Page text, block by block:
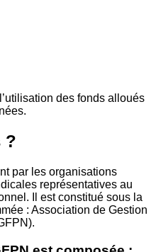
des fonds alloués
?
par les organisations
représentatives au
Il est constitué sous la
: Association de Gestion